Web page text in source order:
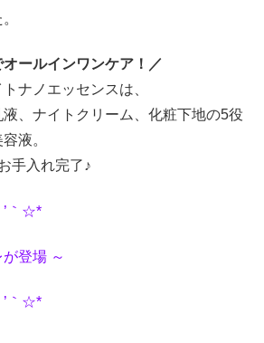
ールインワンケア！／
ナノエッセンスは、
、ナイトクリーム、化粧下地の5役
液。
手入れ完了♪
｀☆*
登場 ～
｀☆*